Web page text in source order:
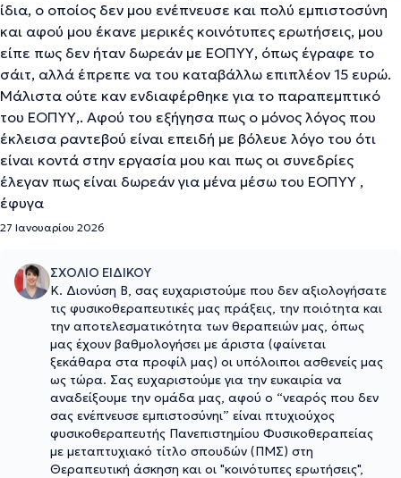
ίδια, ο οποίος δεν μου ενέπνευσε και πολύ εμπιστοσύνη
και αφού μου έκανε μερικές κοινότυπες ερωτήσεις, μου
είπε πως δεν ήταν δωρεάν με ΕΟΠΥΥ, όπως έγραφε το
σάιτ, αλλά έπρεπε να του καταβάλλω επιπλέον 15 ευρώ.
Μάλιστα ούτε καν ενδιαφέρθηκε για το παραπεμπτικό
του ΕΟΠΥΥ,. Αφού του εξήγησα πως ο μόνος λόγος που
έκλεισα ραντεβού είναι επειδή με βόλευε λόγο του ότι
είναι κοντά στην εργασία μου και πως οι συνεδρίες
έλεγαν πως είναι δωρεάν για μένα μέσω του ΕΟΠΥΥ ,
έφυγα
27 Ιανουαρίου 2026
ΣΧΟΛΙΟ ΕΙΔΙΚΟΥ
Κ. Διονύση Β, σας ευχαριστούμε που δεν αξιολογήσατε
τις φυσικοθεραπευτικές μας πράξεις, την ποιότητα και
την αποτελεσματικότητα των θεραπειών μας, όπως
μας έχουν βαθμολογήσει με άριστα (φαίνεται
ξεκάθαρα στα προφίλ μας) οι υπόλοιποι ασθενείς μας
ως τώρα. Σας ευχαριστούμε για την ευκαιρία να
αναδείξουμε την ομάδα μας, αφού ο “νεαρός που δεν
σας ενέπνευσε εμπιστοσύνηι” είναι πτυχιούχος
φυσικοθεραπευτής Πανεπιστημίου Φυσικοθεραπείας
με μεταπτυχιακό τίτλο σπουδών (ΠΜΣ) στη
Θεραπευτική άσκηση και οι "κοινότυπες ερωτήσεις",